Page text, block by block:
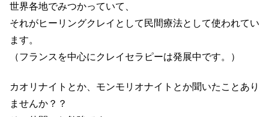
世界各地でみつかっていて、
それがヒーリングクレイとして民間療法として使われてい
ます。
（フランスを中心にクレイセラピーは発展中です。）
カオリナイトとか、モンモリオナイトとか聞いたことあり
ませんか？？